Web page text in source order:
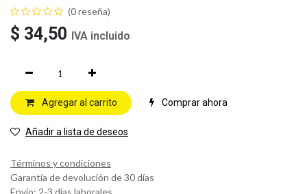
(0 reseña)
$ 34,50 IVA incluido
Agregar al carrito Comprar ahora
Añadir a lista de deseos
Términos y condiciones
Garantía de devolución de 30 días
Envío: 2-3 días laborales